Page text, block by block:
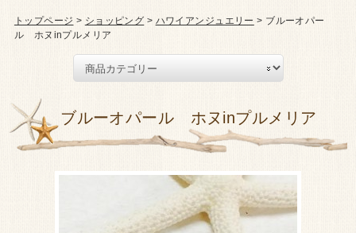
トップページ > ショッピング > ハワイアンジュエリー > ブルーオパー
ル ホヌinプルメリア
ブルーオパール ホヌinプルメリア